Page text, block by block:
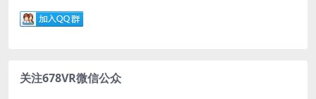
关注678VR微信公众